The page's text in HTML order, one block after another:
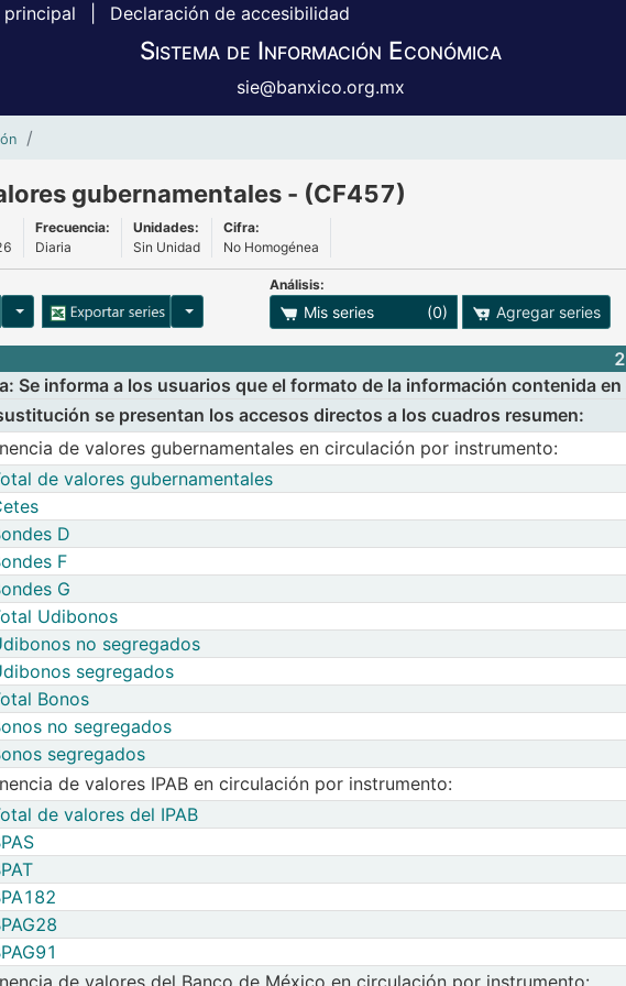
Declaración de accesibilidad
Sistema de Información Económica
sie@banxico.org.mx
gubernamentales - (CF457)
Frecuencia:
Diaria
Unidades:
Sin Unidad
Cifra:
No Homogénea
Opciones para exportar cuadroOpciones para exportar series
Análisis:
Mis series (0) Agregar series
todas las series
Se informa a los usuarios que el formato de la información contenida
elementos de En sustitución se presentan los accesos directos a los
se presentan los accesos directos a los cuadros resumen:
elementos de Tenencia de valores gubernamentales en circulación por
de valores gubernamentales en circulación por instrumento:
de valores gubernamentales
D
F
G
Udibonos
no segregados
segregados
Bonos
no segregados
segregados
elementos de Tenencia de valores IPAB en circulación por instrumento:
de valores IPAB en circulación por instrumento:
de valores del IPAB
de valores del Banco de México en circulación por instrumento: